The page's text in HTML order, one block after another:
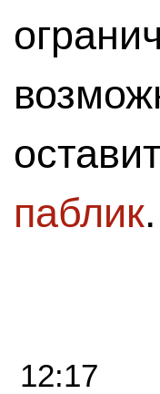
паблик.
12:17